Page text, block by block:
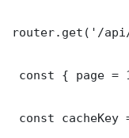
router.get('/
const { page
const